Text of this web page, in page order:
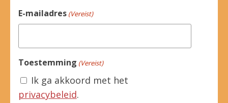
E-mailadres (Vereist)
Toestemming (Vereist)
Ik ga akkoord met het
privacybeleid.